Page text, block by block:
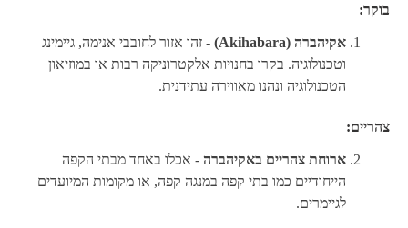
בוקר:
אקיהברה (Akihabara)
- זהו אזור לחובבי אנימה, גיימינג
וטכנולוגיה. בקרו בחנויות אלקטרוניקה רבות או במוזיאון
הטכנולוגיה ונהנו מאווירה עתידנית.
צהריים:
ארוחת צהריים באקיהברה - אכלו באחד מבתי הקפה
הייחודיים כמו בתי קפה במנגה קפה, או מקומות המיועדים
לגיימרים.